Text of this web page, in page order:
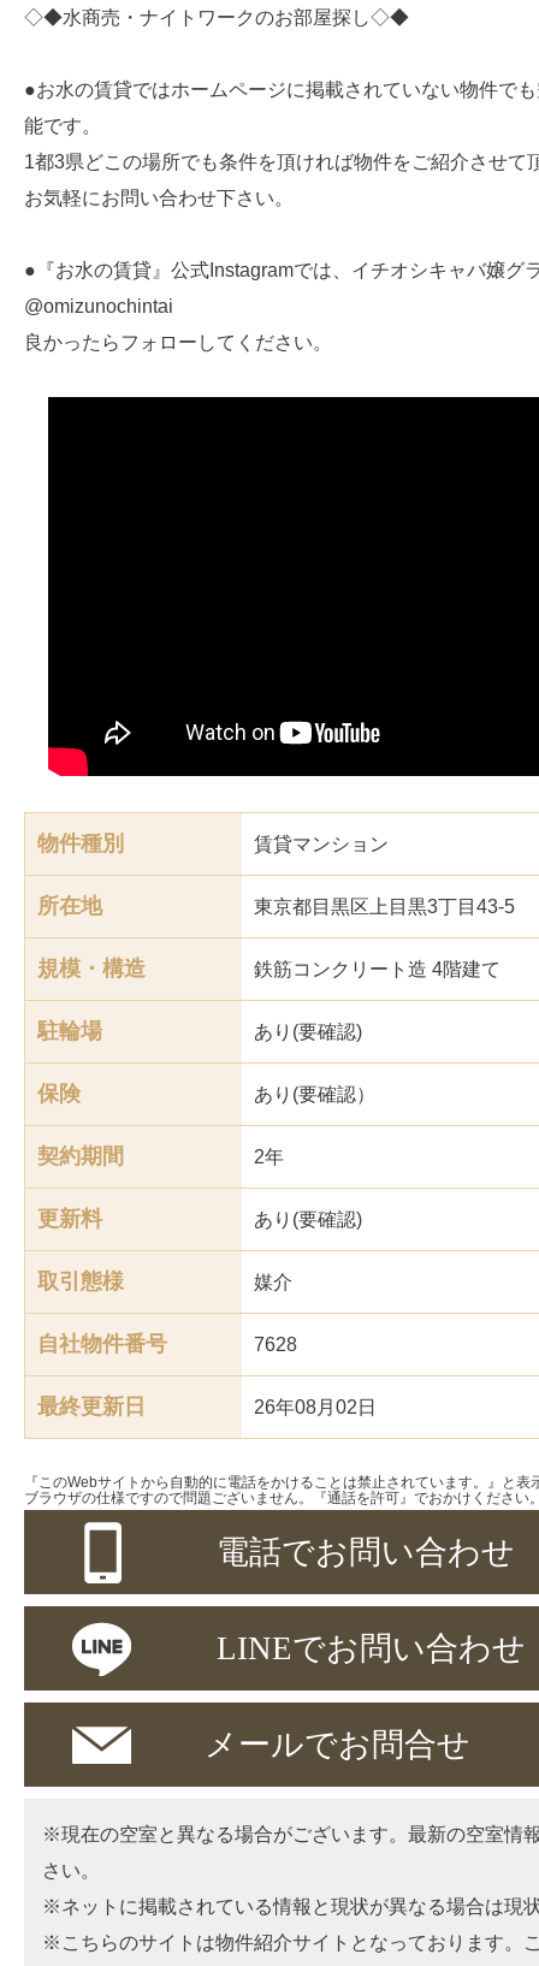
◇◆水商売・ナイトワークのお部屋探し◇◆
●お水の賃貸ではホームページに掲載されていない物件で
能です。
1都3県どこの場所でも条件を頂ければ物件をご紹介させて
お気軽にお問い合わせ下さい。
●『お水の賃貸』公式Instagramでは、イチオシキャバ嬢グ
@omizunochintai
良かったらフォローしてください。
物件種別 賃貸マンション
所在地 東京都目黒区上目黒3丁目43-5
規模・構造 鉄筋コンクリート造 4階建て
駐輪場 あり(要確認)
保険 あり(要確認）
契約期間 2年
更新料 あり(要確認)
取引態様 媒介
自社物件番号 7628
最終更新日 26年08月02日
『このWebサイトから自動的に電話をかけることは禁止されています。』と
ブラウザの仕様ですので問題ございません。『通話を許可』でおかけください
電話でお問い合わせ
LINEでお問い合わせ
メールでお問合せ
※現在の空室と異なる場合がございます。最新の空室情
さい。
※ネットに掲載されている情報と現状が異なる場合は現
※こちらのサイトは物件紹介サイトとなっております。